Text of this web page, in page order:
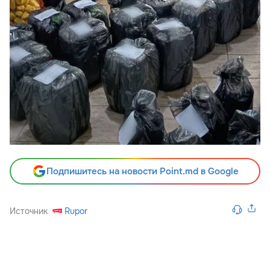
Подпишитесь на новости Point.md в Google
Источник Rupor